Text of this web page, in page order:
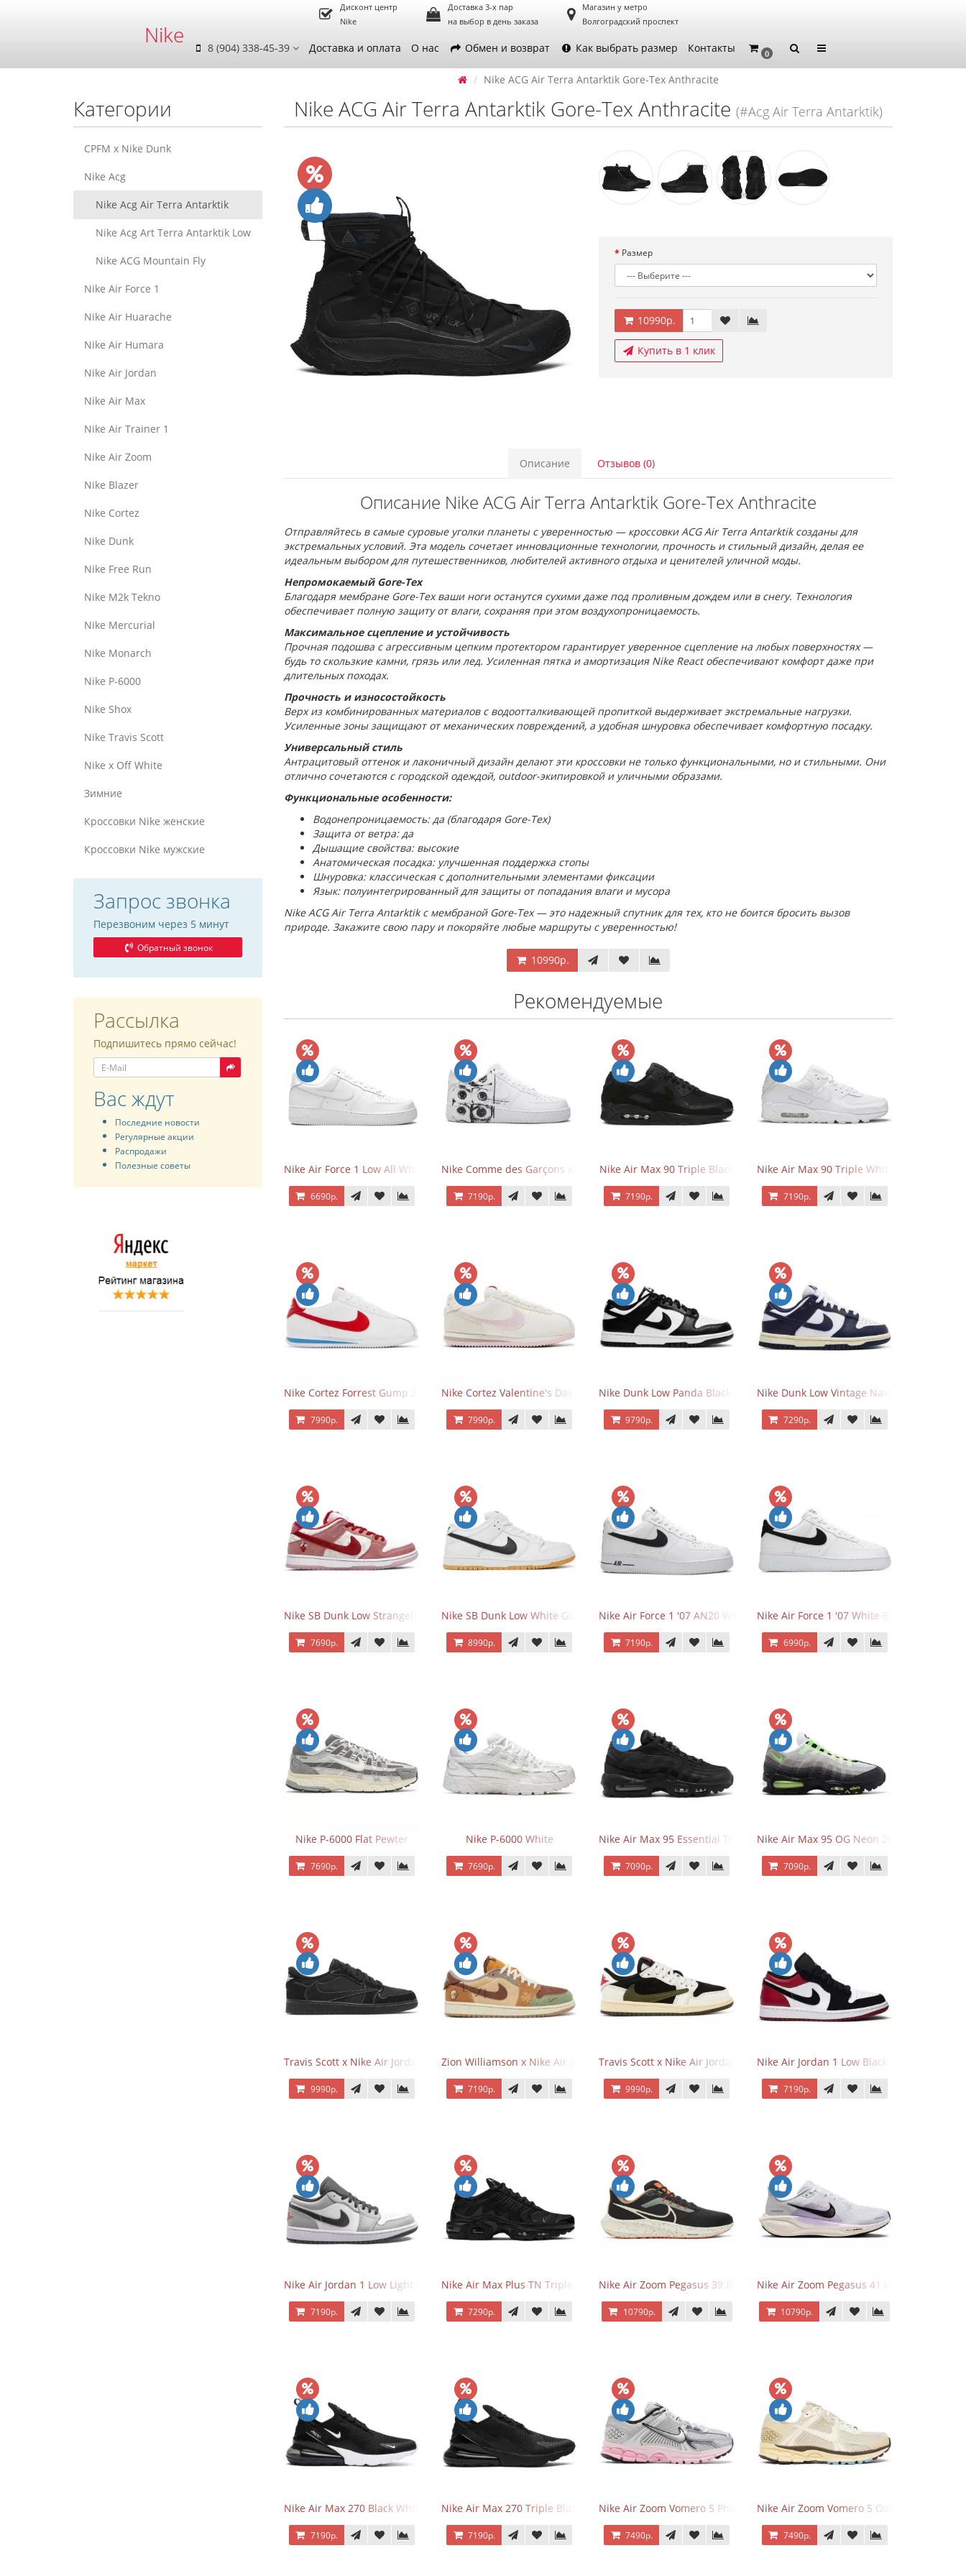
Nike
Дисконт центр
Nike
Доставка 3-х пар
на выбор в день заказа
Магазин у метро
Волгоградский проспект
8 (904) 338-45-39 Доставка и оплата О нас Обмен и возврат Как выбрать размер Контакты 0
Категории
CPFM x Nike Dunk
Nike Acg
Nike Acg Air Terra Antarktik
Nike Acg Art Terra Antarktik Low
Nike ACG Mountain Fly
Nike Air Force 1
Nike Air Huarache
Nike Air Humara
Nike Air Jordan
Nike Air Max
Nike Air Trainer 1
Nike Air Zoom
Nike Blazer
Nike Cortez
Nike Dunk
Nike Free Run
Nike M2k Tekno
Nike Mercurial
Nike Monarch
Nike P-6000
Nike Shox
Nike Travis Scott
Nike x Off White
Зимние
Кроссовки Nike женские
Кроссовки Nike мужские
Запрос звонка
Перезвоним через 5 минут
Обратный звонок
Рассылка
Подпишитесь прямо сейчас!
Вас ждут
Последние новости
Регулярные акции
Распродажи
Полезные советы
Nike ACG Air Terra Antarktik Gore-Tex Anthracite
Nike ACG Air Terra Antarktik Gore-Tex Anthracite (#Acg Air Terra Antarktik)
Размер
10990р.
Купить в 1 клик
Описание Отзывов (0)
Описание Nike ACG Air Terra Antarktik Gore-Tex Anthracite
Отправляйтесь в самые суровые уголки планеты с уверенностью — кроссовки ACG Air Terra Antarktik созданы для
экстремальных условий. Эта модель сочетает инновационные технологии, прочность и стильный дизайн, делая ее
идеальным выбором для путешественников, любителей активного отдыха и ценителей уличной моды.
Непромокаемый Gore-Tex
Благодаря мембране Gore-Tex ваши ноги останутся сухими даже под проливным дождем или в снегу. Технология
обеспечивает полную защиту от влаги, сохраняя при этом воздухопроницаемость.
Максимальное сцепление и устойчивость
Прочная подошва с агрессивным цепким протектором гарантирует уверенное сцепление на любых поверхностях —
будь то скользкие камни, грязь или лед. Усиленная пятка и амортизация Nike React обеспечивают комфорт даже при
длительных походах.
Прочность и износостойкость
Верх из комбинированных материалов с водоотталкивающей пропиткой выдерживает экстремальные нагрузки.
Усиленные зоны защищают от механических повреждений, а удобная шнуровка обеспечивает комфортную посадку.
Универсальный стиль
Антрацитовый оттенок и лаконичный дизайн делают эти кроссовки не только функциональными, но и стильными. Они
отлично сочетаются с городской одеждой, outdoor-экипировкой и уличными образами.
Функциональные особенности:
Водонепроницаемость: да (благодаря Gore-Tex)
Защита от ветра: да
Дышащие свойства: высокие
Анатомическая посадка: улучшенная поддержка стопы
Шнуровка: классическая с дополнительными элементами фиксации
Язык: полуинтегрированный для защиты от попадания влаги и мусора
Nike ACG Air Terra Antarktik с мембраной Gore-Tex — это надежный спутник для тех, кто не боится бросить вызов
природе. Закажите свою пару и покоряйте любые маршруты с уверенностью!
10990р.
Рекомендуемые
Nike Air Force 1 Low All White
6690р.
Nike Comme des Garçons x Supreme x Air Force 1 Low Eyes
7190р.
Nike Air Max 90 Triple Black
7190р.
Nike Air Max 90 Triple White
7190р.
Nike Cortez Forrest Gump 2024
7990р.
Nike Cortez Valentine's Day 2025
7990р.
Nike Dunk Low Panda Black White
9790р.
Nike Dunk Low Vintage Navy
7290р.
Nike SB Dunk Low StrangeLove Valentine's Day
7690р.
Nike SB Dunk Low White Gum
8990р.
Nike Air Force 1 '07 AN20 White Black
7190р.
Nike Air Force 1 '07 White Black
6990р.
Nike P-6000 Flat Pewter
7690р.
Nike P-6000 White
7690р.
Nike Air Max 95 Essential Triple Black
7090р.
Nike Air Max 95 OG Neon 2025
7090р.
Travis Scott x Nike Air Jordan 1 Retro Low OG SP Black Phantom
9990р.
Zion Williamson x Nike Air Jordan 1 Retro Low OG Voodoo
7190р.
Travis Scott x Nike Air Jordan 1 Retro Low OG SP Olive
9990р.
Nike Air Jordan 1 Low Black Toe
7190р.
Nike Air Jordan 1 Low Light Smoke Grey
7190р.
Nike Air Max Plus TN Triple Black
7290р.
Nike Air Zoom Pegasus 39 Black White Orange
10790р.
Nike Air Zoom Pegasus 41 Lilac Bloom
10790р.
Nike Air Max 270 Black White
7190р.
Nike Air Max 270 Triple Black
7190р.
Nike Air Zoom Vomero 5 Photon Dust Pink Foam
7490р.
Nike Air Zoom Vomero 5 Oatmeal
7490р.